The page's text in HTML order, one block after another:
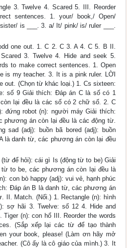
3. Twelve 4. Scared 5. III. Reorder
sentences. 1. your/ book,/ Open/
is ___. 3. a/ It/ pink/ is/ ruler ___.
one out. 1. C 2. C 3. A 4. C 5. B II.
3. Twelve 4. Hide and seek 5.
to make correct sentences. 1. Open
is my teacher. 3. It is a pink ruler. LỜI
out. (Chọn từ khác loại.) 1. Cs sixteen:
số 9 Giải thích: Đáp án C là số có 1
lại đều là các số có 2 chữ số. 2. C
đứng robot (n): người máy Giải thích:
phương án còn lại đều là các động từ.
sad (adj): buồn bã bored (adj): buồn
là danh từ, các phương án còn lại đều
để hỏi): cái gì Is (động từ to be) Giải
to be, các phương án còn lại đều là
con bò happy (adj): vui vẻ, hạnh phúc
Đáp án B là danh từ, các phương án
II. Match. (Nối.) 1. Rectangle (n): hình
sợ hãi 3. Twelve: số 12 4. Hide and
(n): con hổ III. Reorder the words
(Sắp xếp lại các từ để tạo thành
your book, please! (Làm ơn hãy mở
(Cô ấy là cô giáo của mình.) 3. It